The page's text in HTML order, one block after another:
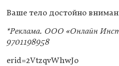
Ваше тело достойно
*Реклама. ООО «Онлайн
9701198958
erid=2VtzqvWhwJo